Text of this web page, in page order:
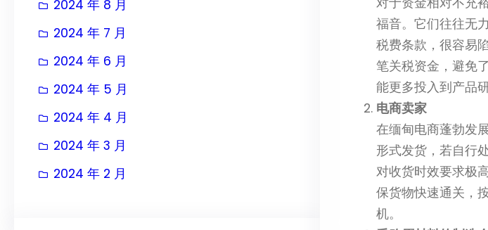
2024 年 8 月
2024 年 7 月
2024 年 6 月
2024 年 5 月
2024 年 4 月
2024 年 3 月
2024 年 2 月
福音。它们往往无
税费条款，很容易
笔关税资金，避免
能更多投入到产品
电商卖家
在缅甸电商蓬勃发
形式发货，若自行
对收货时效要求极
保货物快速通关，
机。